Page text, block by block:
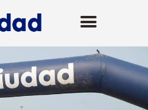
herramientas